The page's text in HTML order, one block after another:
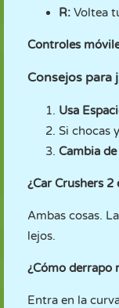
R: Voltea
Controles
Consejos para
Usa
Si chocas
Cambia
¿Car Crushers 2
Ambas cosas.
lejos.
¿Cómo derrapo
Entra en la